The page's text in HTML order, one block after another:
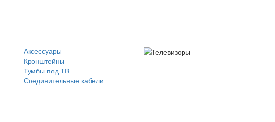
Аксессуары
Кронштейны
Тумбы под ТВ
Соединительные кабели